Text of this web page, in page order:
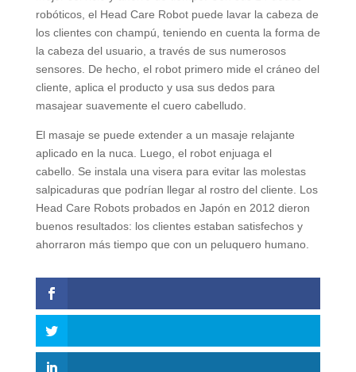
robóticos, el Head Care Robot puede lavar la cabeza de
los clientes con champú, teniendo en cuenta la forma de
la cabeza del usuario, a través de sus numerosos
sensores. De hecho, el robot primero mide el cráneo del
cliente, aplica el producto y usa sus dedos para
masajear suavemente el cuero cabelludo.
El masaje se puede extender a un masaje relajante
aplicado en la nuca. Luego, el robot enjuaga el
cabello. Se instala una visera para evitar las molestas
salpicaduras que podrían llegar al rostro del cliente. Los
Head Care Robots probados en Japón en 2012 dieron
buenos resultados: los clientes estaban satisfechos y
ahorraron más tiempo que con un peluquero humano.